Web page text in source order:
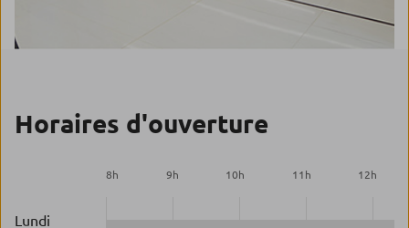
Horaires d'ouverture
8h 9h 10h 11 h 12h
Lundi